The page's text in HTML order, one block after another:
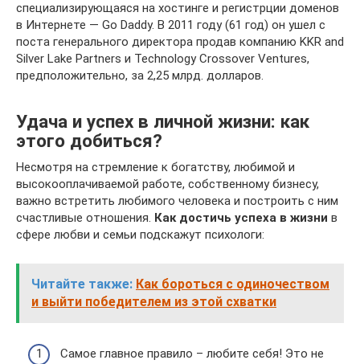
специализирующаяся на хостинге и регистрции доменов
в Интернете — Go Daddy. В 2011 году (61 год) он ушел с
поста генерального директора продав компанию KKR and
Silver Lake Partners и Technology Crossover Ventures,
предположительно, за 2,25 млрд. долларов.
Удача и успех в личной жизни: как
этого добиться?
Несмотря на стремление к богатству, любимой и
высокооплачиваемой работе, собственному бизнесу,
важно встретить любимого человека и построить с ним
счастливые отношения. Как достичь успеха в жизни в
сфере любви и семьи подскажут психологи:
Читайте также: Как бороться с одиночеством
и выйти победителем из этой схватки
Самое главное правило – любите себя! Это не